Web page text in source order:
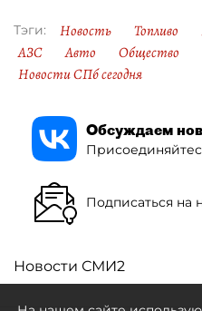
Тэги: Новость Топливо
АЗС
Авто Общество
Новости СПб сегодня
Обсуждаем
Подписаться на
Новости СМИ2